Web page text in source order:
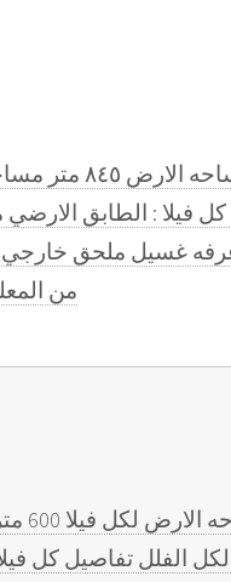
من المعلومات
الفلل تفاصيل كل